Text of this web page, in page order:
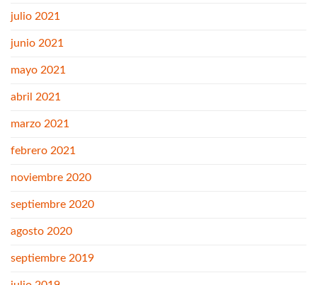
julio 2021
junio 2021
mayo 2021
abril 2021
marzo 2021
febrero 2021
noviembre 2020
septiembre 2020
agosto 2020
septiembre 2019